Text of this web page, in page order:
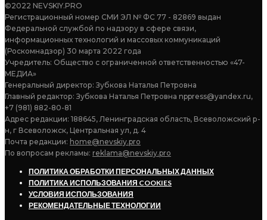
©2022 NEVSKIY.PRO
Регистрационный номер СМИ ЭЛ № ФС 77 - 82869 выдан
Федеральной службой по надзору в сфере связи,
информационных технологий и массовых коммуникаций
(Роскомнадзор) 30 марта 2022 года
Учредитель: Общество с ограниченной ответственностью «47-
МЕДИА»
Генеральный директор: Зубкова Наталья Петровна
Главный редактор: Зубкова Наталья Петровна nppress@yandex.ru,
+7 (981) 882-80-81
Адрес редакции: 188645, Ленинградская область, Всеволожский р-
н, г Всеволожск, Центральная ул, д. 4
Почта редакции: home@nevskiy.pro
По вопросам рекламы: reklama@nevskiy.pro
ПОЛИТИКА ОБРАБОТКИ ПЕРСОНАЛЬНЫХ ДАННЫХ
ПОЛИТИКА ИСПОЛЬЗОВАНИЯ COOKIES
УСЛОВИЯ ИСПОЛЬЗОВАНИЯ
РЕКОМЕНДАТЕЛЬНЫЕ ТЕХНОЛОГИИ